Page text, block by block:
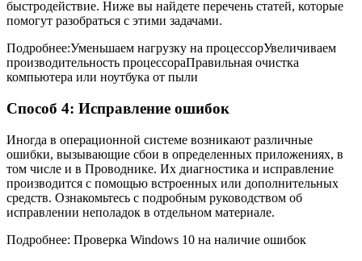
быстродействие. Ниже вы найдете перечень статей, которые
помогут разобраться с этими задачами.
Подробнее:Уменьшаем нагрузку на процессорУвеличиваем
производительность процессораПравильная очистка
компьютера или ноутбука от пыли
Способ 4: Исправление ошибок
Иногда в операционной системе возникают различные
ошибки, вызывающие сбои в определенных приложениях, в
том числе и в Проводнике. Их диагностика и исправление
производится с помощью встроенных или дополнительных
средств. Ознакомьтесь с подробным руководством об
исправлении неполадок в отдельном материале.
Подробнее: Проверка Windows 10 на наличие ошибок